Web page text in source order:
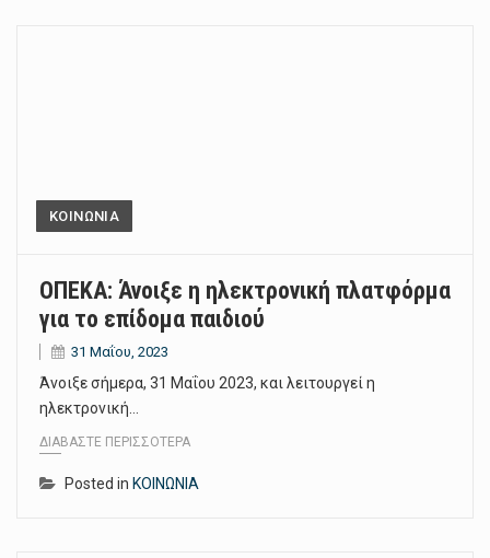
ΚΟΙΝΩΝΙΑ
ΟΠΕΚΑ: Άνοιξε η ηλεκτρονική πλατφόρμα
για το επίδομα παιδιού
31 Μαΐου, 2023
Άνοιξε σήμερα, 31 Μαΐου 2023, και λειτουργεί η
ηλεκτρονική…
ΔΙΑΒΆΣΤΕ ΠΕΡΙΣΣΌΤΕΡΑ
Posted in ΚΟΙΝΩΝΙΑ